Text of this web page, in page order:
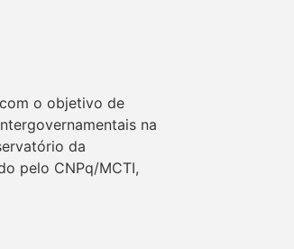
o objetivo de
na
da
pelo CNPq/MCTI,